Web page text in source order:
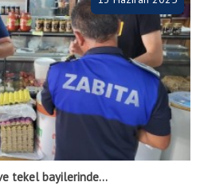
tekel bayilerinde...